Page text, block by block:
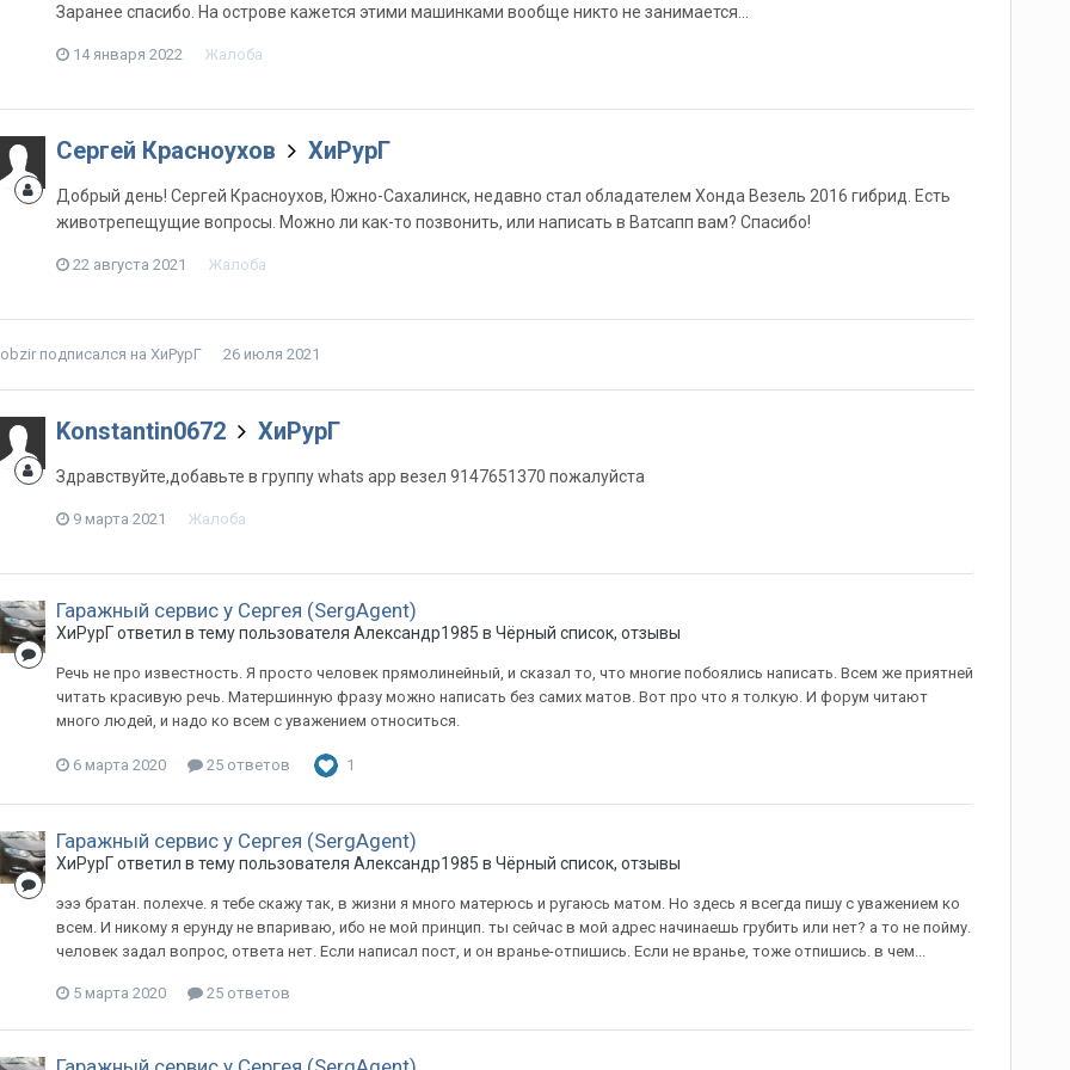
Заранее спасибо. На острове кажется этими машинками вообще никто не занимается...
14 января 2022 Жалоба
Сергей Красноухов ХиРурГ
Добрый день! Сергей Красноухов, Южно-Сахалинск, недавно стал обладателем Хонда Везель 2016 гибрид. Есть
животрепещущие вопросы. Можно ли как-то позвонить, или написать в Ватсапп вам? Спасибо!
22 августа 2021 Жалоба
подписался на ХиРурГ 26 июля 2021
Konstantin0672 ХиРурГ
Здравствуйте,добавьте в группу whats app везел 9147651370 пожалуйста
9 марта 2021 Жалоба
Гаражный сервис у Сергея (SergAgent)
ХиРурГответил в тему пользователя Александр1985 в Чёрный список, отзывы
Речь не про известность. Я просто человек прямолинейный, и сказал то, что многие побоялись написать. Всем же приятней
читать красивую речь. Матершинную фразу можно написать без самих матов. Вот про что я толкую. И форум читают
много людей, и надо ко всем с уважением относиться.
6 марта 2020 25 ответов 1
Гаражный сервис у Сергея (SergAgent)
ХиРурГответил в тему пользователя Александр1985 в Чёрный список, отзывы
эээ братан. полехче. я тебе скажу так, в жизни я много матерюсь и ругаюсь матом. Но здесь я всегда пишу с уважением ко
всем. И никому я ерунду не впариваю, ибо не мой принцип. ты сейчас в мой адрес начинаешь грубить или нет? а то не пойму.
человек задал вопрос, ответа нет. Если написал пост, и он вранье-отпишись. Если не вранье, тоже отпишись. в чем...
5 марта 2020 25 ответов